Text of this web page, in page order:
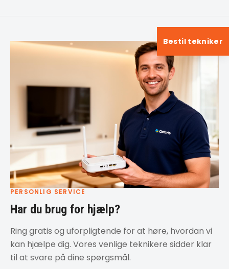
PERSONLIG SERVICE
Har du brug for hjælp?
Ring gratis og uforpligtende for at høre, hvordan vi
kan hjælpe dig. Vores venlige teknikere sidder klar
til at svare på dine spørgsmål.
Bestil tekniker